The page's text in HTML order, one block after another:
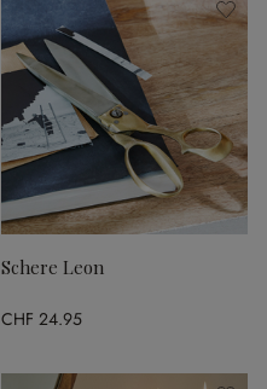
Schere Leon
CHF 24.95